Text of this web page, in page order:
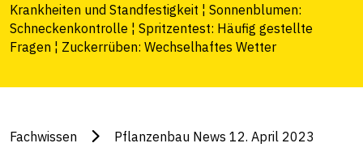
Krankheiten und Standfestigkeit ¦ Sonnenblumen:
Schneckenkontrolle ¦ Spritzentest: Häufig gestellte
Fragen ¦ Zuckerrüben: Wechselhaftes Wetter
Fachwissen Pflanzenbau News 12. April 2023